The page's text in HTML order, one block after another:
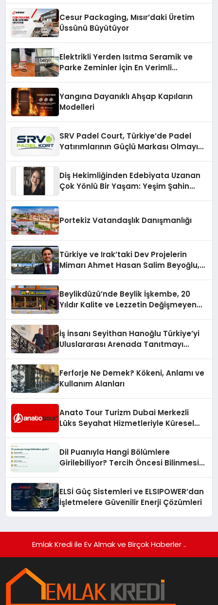
Cesur Packaging, Mısır’daki Üretim
Üssünü Büyütüyor
Elektrikli Yerden Isıtma Seramik ve
Parke Zeminler İçin En Verimli
Yangına Dayanıklı Ahşap Kapıların
Modelleri
SRV Padel Court, Türkiye’de Padel
Yatırımlarının Güçlü Markası Olmayı
Diş Hekimliğinden Edebiyata Uzanan
Çok Yönlü Bir Yaşam: Yeşim Şahin
Portekiz Vatandaşlık Danışmanlığı
Türkiye ve Irak’taki Dev Projelerin
Mimarı Ahmet Hasan Salim Beyoğlu,
Hayata Geçirecek
Beylikdüzü’nde Beylik İşkembe, 20
Yıldır Kalite ve Lezzetin Değişmeyen
İş İnsanı Seyithan Hanoğlu Türkiye’yi
Uluslararası Arenada Tanıtmayı
Ferforje Ne Demek? Kökeni, Anlamı ve
Kullanım Alanları
Anato Tour Turizm Dubai Merkezli
Lüks Seyahat Hizmetleriyle Küresel
Dil Puanıyla Hangi Bölümlere
Girilebiliyor? Tercih Öncesi Bilinmesi
ELSİ Güç Sistemleri ve ELSIPOWER’dan
İşletmelere Güvenilir Enerji Çözümleri
Emlak Kredi ile Ev Almak ve Birçok Haberler ..